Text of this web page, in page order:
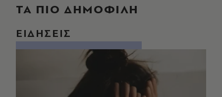
ΤΑ ΠΙΟ ΔΗΜΟΦΙΛΗ
ΕΙΔΗΣΕΙΣ